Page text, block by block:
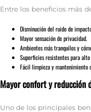
Entre los beneficios más
Disminución del ruido de
Mayor sensación de privacidad.
Ambientes más tranquilos y
Superficies resistentes para
Fácil limpieza y mantenimiento
Mayor confort y reducción
Uno de los principales